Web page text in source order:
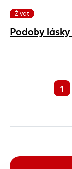
Život
Podoby
1